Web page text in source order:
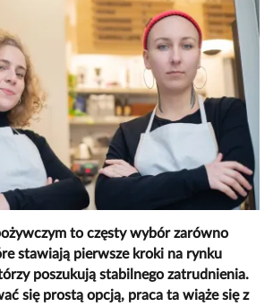
to częsty wybór zarówno
stawiają pierwsze kroki na rynku
poszukują stabilnego zatrudnienia.
się prostą opcją, praca ta wiąże się z